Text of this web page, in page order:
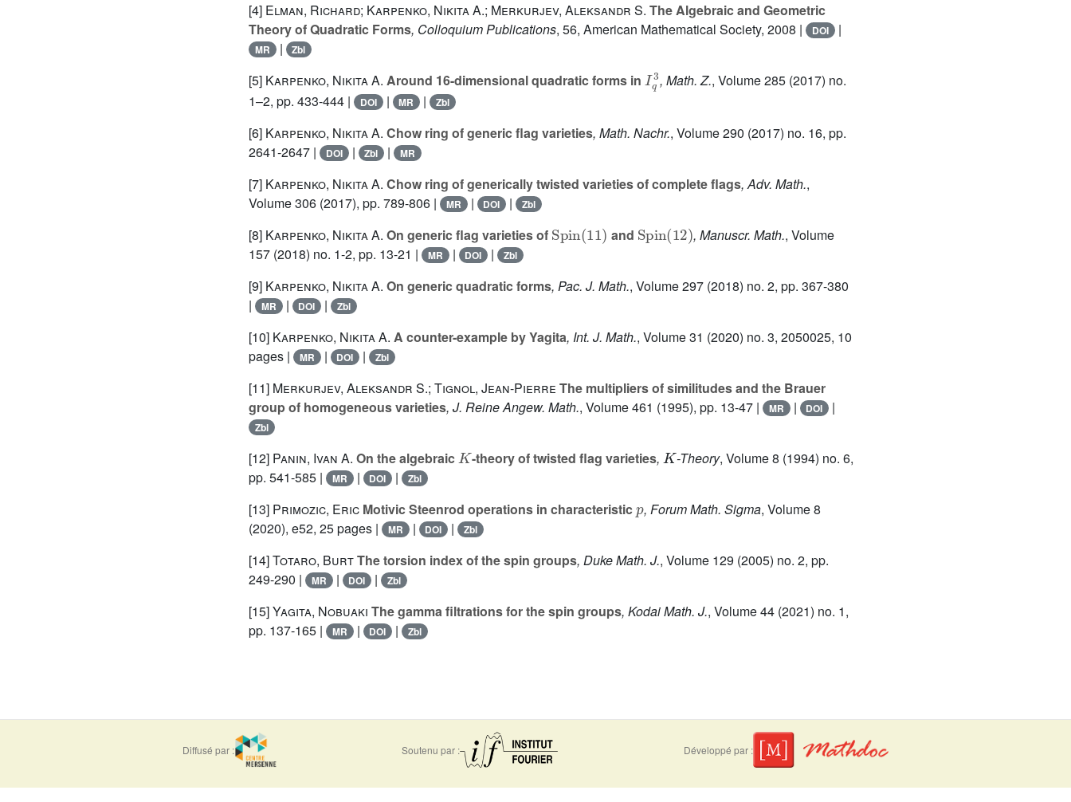
[4] Elman, Richard; Karpenko, Nikita A.; Merkurjev, Aleksandr S. The Algebraic and Geometric
Theory of Quadratic Forms, Colloquium Publications, 56, American Mathematical Society, 2008 | DOI |
MR | Zbl
[5] Karpenko, Nikita A. Around 16-dimensional quadratic forms in
q
, Math. Z., Volume 285(2017) no.
1–2, pp. 433-444 |
DOI | MR | Zbl
[6] Karpenko, Nikita A. Chow ring of generic flag varieties, Math. Nachr., Volume 290 (2017) no. 16, pp.
2641-2647 |
DOI | Zbl | MR
[7] Karpenko, Nikita A. Chow ring of generically twisted varieties of complete flags, Adv. Math.,
Volume 306 (2017), pp. 789-806 | MR | DOI | Zbl
[8] Karpenko, Nikita A. On generic flag varieties of
( 11
and
Spin( 12
, Manuscr. Math., Volume
157 (2018) no. 1-2, pp. 13-21 | MR | DOI | Zbl
[9] Karpenko, Nikita A. On generic quadratic forms, Pac. J. Math., Volume 297 (2018) no. 2, pp. 367-380
|
MR | DOI | Zbl
[10] Karpenko, Nikita A. A counter-example by Yagita, Int. J. Math., Volume 31 (2020) no. 3, 2050025, 10
pages |
MR | DOI | Zbl
[11] Merkurjev, Aleksandr S.; Tignol, Jean-Pierre The multipliers of similitudes and the Brauer
group of homogeneous varieties, J. Reine Angew. Math., Volume 461 (1995), pp. 13-47 | MR | DOI |
Zbl
[12] Panin, Ivan A. On the algebraic -theory of twisted flag varieties,
K
-Theory, Volume 8 (1994) no. 6,
pp. 541-585 |
MR | DOI | Zbl
[13] Primozic, Eric Motivic Steenrod operations in characteristic , Forum Math. Sigma, Volume 8
(2020), e52, 25 pages |
MR | DOI | Zbl
[14]Totaro, BurtThe torsion index of the spin groups, Duke Math. J., Volume 129 (2005) no. 2, pp.
249-290 |
MR | DOI | Zbl
[15]Yagita, Nobuaki The gamma filtrations for the spin groups, Kodai Math. J., Volume 44 (2021) no. 1,
pp. 137-165 |
MR | DOI | Zbl
Diffusé par : Soutenu par : Développé par :